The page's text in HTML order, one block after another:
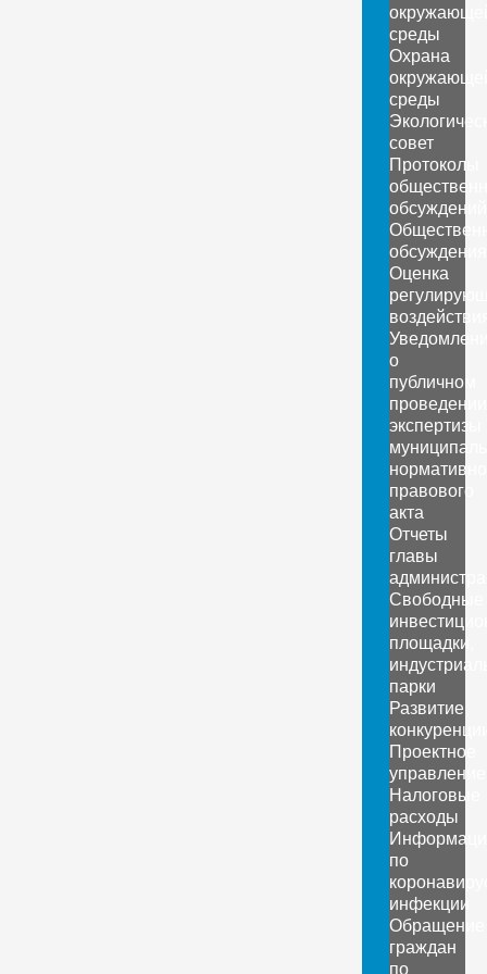
среды
Охрана
среды
совет
Протоколы
обсуждений
обсуждения
Оценка
о
публичном
проведении
экспертизы
правового
акта
Отчеты
главы
Свободные
площадки,
парки
Развитие
Проектное
управление
Налоговые
расходы
по
инфекции
Обращение
граждан
по